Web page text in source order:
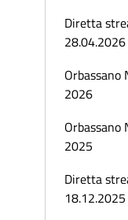
Diretta
28.04.2026
Orbassano
2026
Orbassano
2025
Diretta
18.12.2025